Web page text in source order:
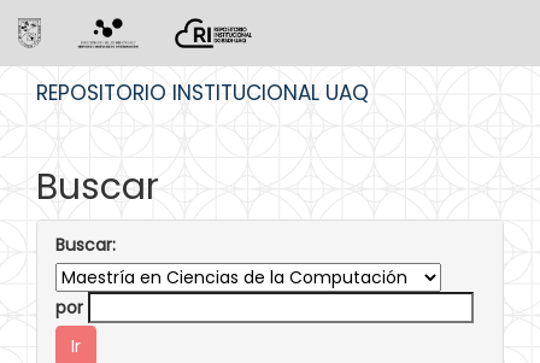
REPOSITORIO INSTITUCIONAL UAQ
Buscar
Buscar:
por